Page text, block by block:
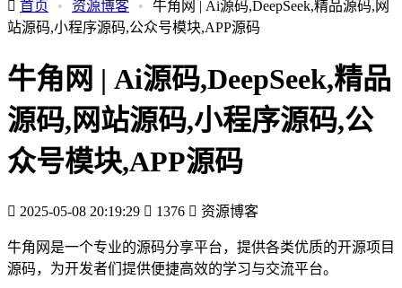
首页 • 资源博客 •
牛角网 | Ai源码,DeepSeek,精品源码,网
站源码,小程序源码,公众号模块,APP源码
牛角网 | Ai源码,DeepSeek,精品
源码,网站源码,小程序源码,公
众号模块,APP源码
2025-05-08 20:19:29 1376 资源博客
牛角网是一个专业的源码分享平台，提供各类优质的开源项目
源码，为开发者们提供便捷高效的学习与交流平台。